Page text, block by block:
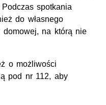
spotkania
do własnego
domowej, na którą nie
o możliwości
pod nr112, aby